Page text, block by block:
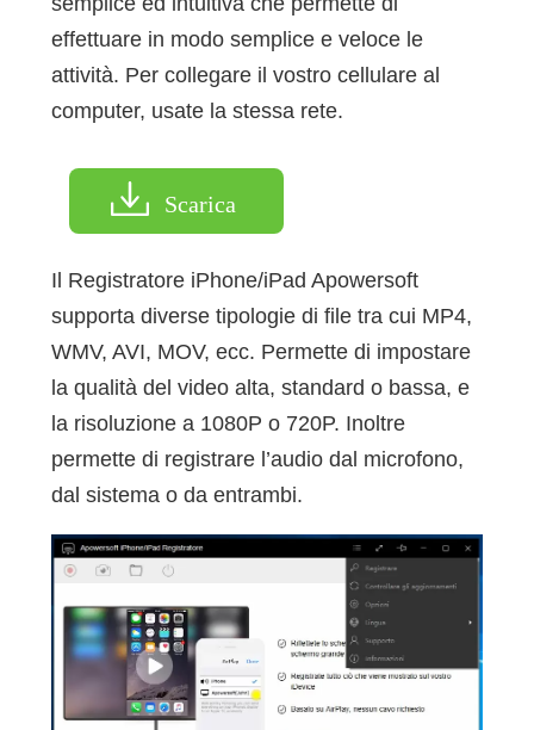
effettuare in modo semplice e veloce le
attività. Per collegare il vostro cellulare al
computer, usate la stessa rete.
Scarica
Il Registratore iPhone/iPad Apowersoft
supporta diverse tipologie di file tra cui MP4,
WMV, AVI, MOV, ecc. Permette di impostare
la qualità del video alta, standard o bassa, e
la risoluzione a 1080P o 720P. Inoltre
permette di registrare l’audio dal microfono,
dal sistema o da entrambi.